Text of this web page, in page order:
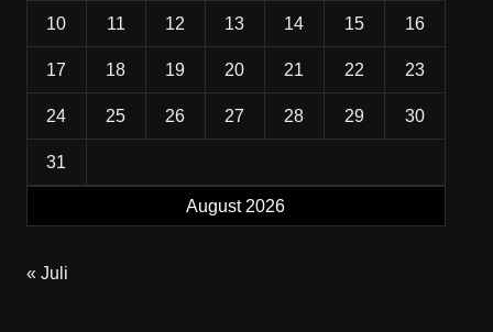
August 2026
10 11 12 13 14 15 16
17 18 19 20 21 22 23
24 25 26 27 28 29 30
31
« Juli